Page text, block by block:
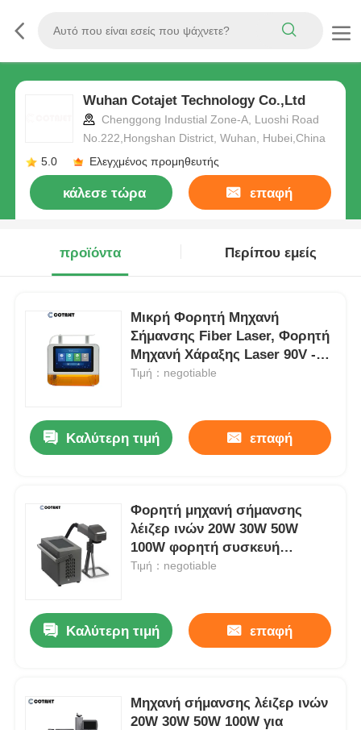
Wuhan Cotajet Technology Co.,Ltd
Chenggong Industial Zone-A, Luoshi Road
No.222,Hongshan District, Wuhan, Hubei,China
5.0
Ελεγχμένος προμηθευτής
κάλεσε τώρα επαφή
προϊόντα Περίπου εμείς
Μικρή Φορητή Μηχανή
Σήμανσης Fiber Laser, Φορητή
Μηχανή Χάραξης Laser 90V -
240V
Τιμή：negotiable
Καλύτερη τιμή επαφή
Φορητή μηχανή σήμανσης
λέιζερ ινών 20W 30W 50W
100W φορητή συσκευή
σήμανσης λέιζερ για μέταλλο
Τιμή：negotiable
Καλύτερη τιμή επαφή
Μηχανή σήμανσης λέιζερ ινών
20W 30W 50W 100W για